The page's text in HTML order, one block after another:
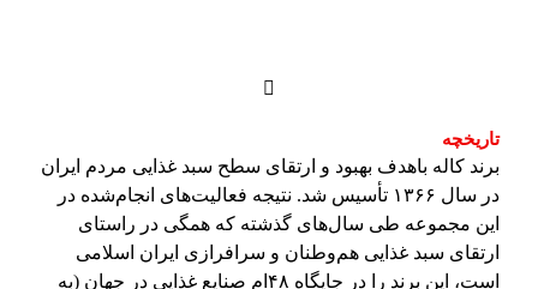
تاریخچه
برند کاله باهدف بهبود و ارتقای سطح سبد غذایی مردم ایران
در سال ۱۳۶۶ تأسیس شد. نتیجه فعالیت‌های انجام‌شده در
این مجموعه طی سال‌های گذشته که همگی در راستای
ارتقای سبد غذایی هم‌وطنان و سرافرازی ایران اسلامی
است، این برند را در جایگاه ۴۸ام صنایع غذایی در جهان (به